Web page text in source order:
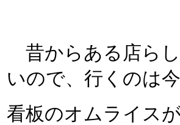
昔からある店ら
いので、行くのは
看板のオムライス